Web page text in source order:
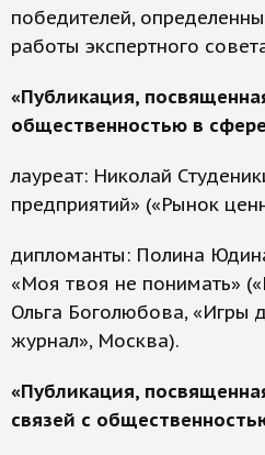
победителей,
работы экспертного
«Публикация,
общественностью в
лауреат: Николай
предприятий» («Рынок
дипломанты: Полина
«Моя твоя не понимать»
Ольга Боголюбова, «Игры
журнал», Москва).
«Публикация,
связей с